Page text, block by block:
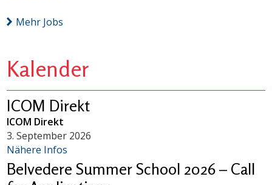
Mehr Jobs
Kalender
ICOM Direkt
ICOM Direkt
3. September 2026
Nähere Infos
Belvedere Summer School 2026 – Call